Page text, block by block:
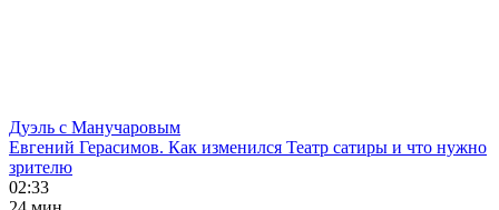
Дуэль с Манучаровым
Евгений Герасимов. Как изменился Театр сатиры и что нужно
зрителю
02:33